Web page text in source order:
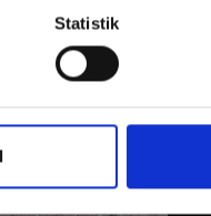
Statistik